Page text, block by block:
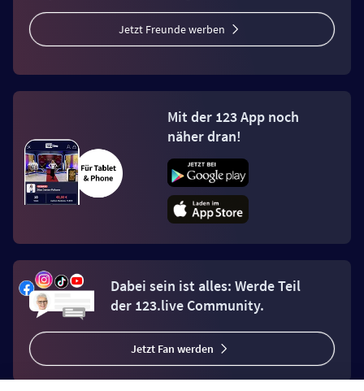
Jetzt Freunde werben
Mit der 123 App noch
näher dran!
Dabei sein ist alles: Werde Teil
der 123.live Community.
Jetzt Fan werden